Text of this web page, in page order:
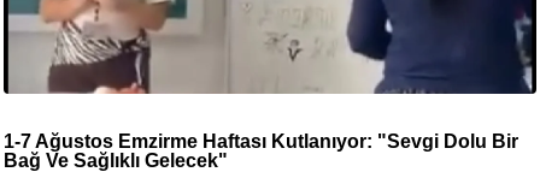
1-7 Ağustos Emzirme Haftası Kutlanıyor: "Sevgi Dolu Bir
Bağ Ve Sağlıklı Gelecek"